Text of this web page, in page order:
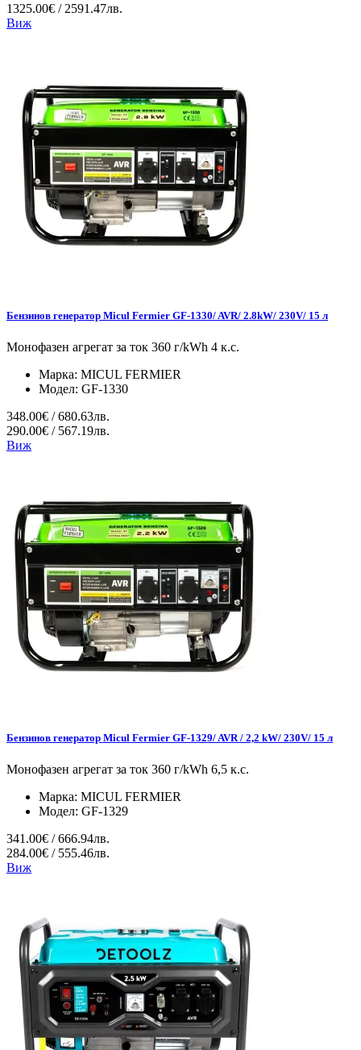
1325.00€ / 2591.47лв.
Виж
Бензинов генератор Micul Fermier GF-1330/ AVR/ 2.8kW/ 230V/ 15 л
Монофазен агрегат за ток 360 г/kWh 4 к.с.
Марка: MICUL FERMIER
Модел: GF-1330
348.00€ / 680.63лв.
290.00€ / 567.19лв.
Виж
Бензинов генератор Micul Fermier GF-1329/ AVR / 2,2 kW/ 230V/ 15 л
Монофазен агрегат за ток 360 г/kWh 6,5 к.с.
Марка: MICUL FERMIER
Модел: GF-1329
341.00€ / 666.94лв.
284.00€ / 555.46лв.
Виж